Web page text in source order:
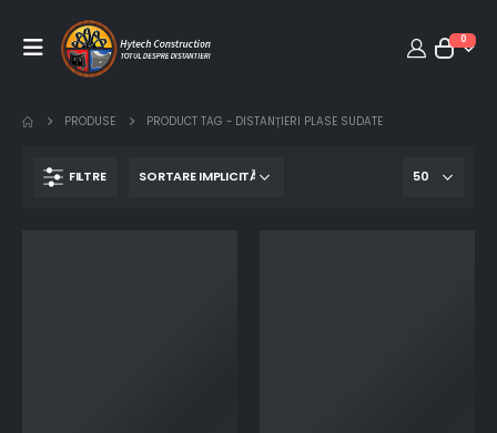
0
PRODUSE PRODUCT TAG - DISTANȚIERI PLASE SUDATE
FILTRE